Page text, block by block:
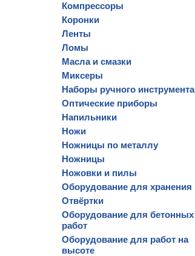
Компрессоры
Коронки
Ленты
Ломы
Масла и смазки
Миксеры
Наборы ручного инструмента
Оптические приборы
Напильники
Ножи
Ножницы по металлу
Ножницы
Ножовки и пилы
Оборудование для хранения
Отвёртки
Оборудование для бетонных
работ
Оборудование для работ на
высоте